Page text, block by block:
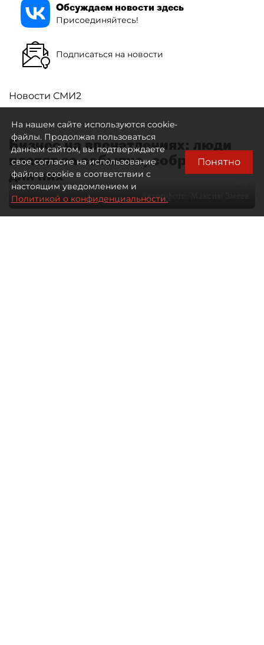
Обсуждаем новости здесь
Присоединяйтесь!
Подписаться на новости
Новости СМИ2
Бизнес на впечатлениях: люди
платят за событие, собранное
для них
Автор фото:
На нашем сайте используются cookie-
файлы. Продолжая пользоваться
данным сайтом, вы подтверждаете
свое согласие на использование
файлов cookie в соответствии с
настоящим уведомлением и
Политикой о конфиденциальности.
Понятно